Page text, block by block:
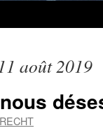
août 2019